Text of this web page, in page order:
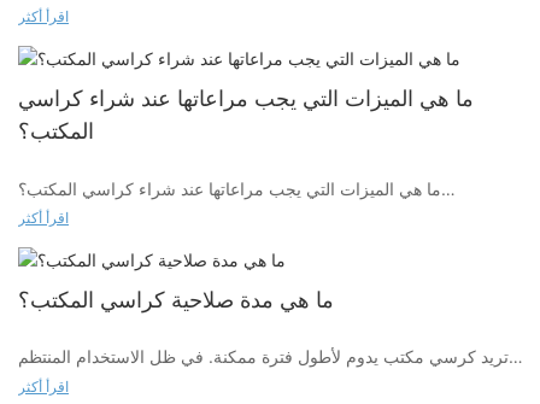
الكراسي المريحة. يمكن أن يدعم كرسي مريح جيد منحنى العمود الفقري
وضعية الجلوس من خلال التصميم العلمي. في المكتب والدراسة والبيئات
المنزلية ، أصبحت الكراسي المريحة تدريجياً أداة مهمة لتحسين وضعية
الجلوس ، وتحسين كفاءة العمل ، وحماية صحة العمود الفقري
اقرأ أكثر
ما هي الميزات التي يجب مراعاتها عند شراء كراسي
المكتب؟
ما هي الميزات التي يجب مراعاتها عند شراء كراسي المكتب؟
دعم أسفل الظهر
اقرأ أكثر
ما هي مدة صلاحية كراسي المكتب؟
تريد كرسي مكتب يدوم لأطول فترة ممكنة. في ظل الاستخدام المنتظم
(أربع مرات على الأقل في الأسبوع لمدة ثماني ساعات في المرة الواحدة،
اقرأ أكثر